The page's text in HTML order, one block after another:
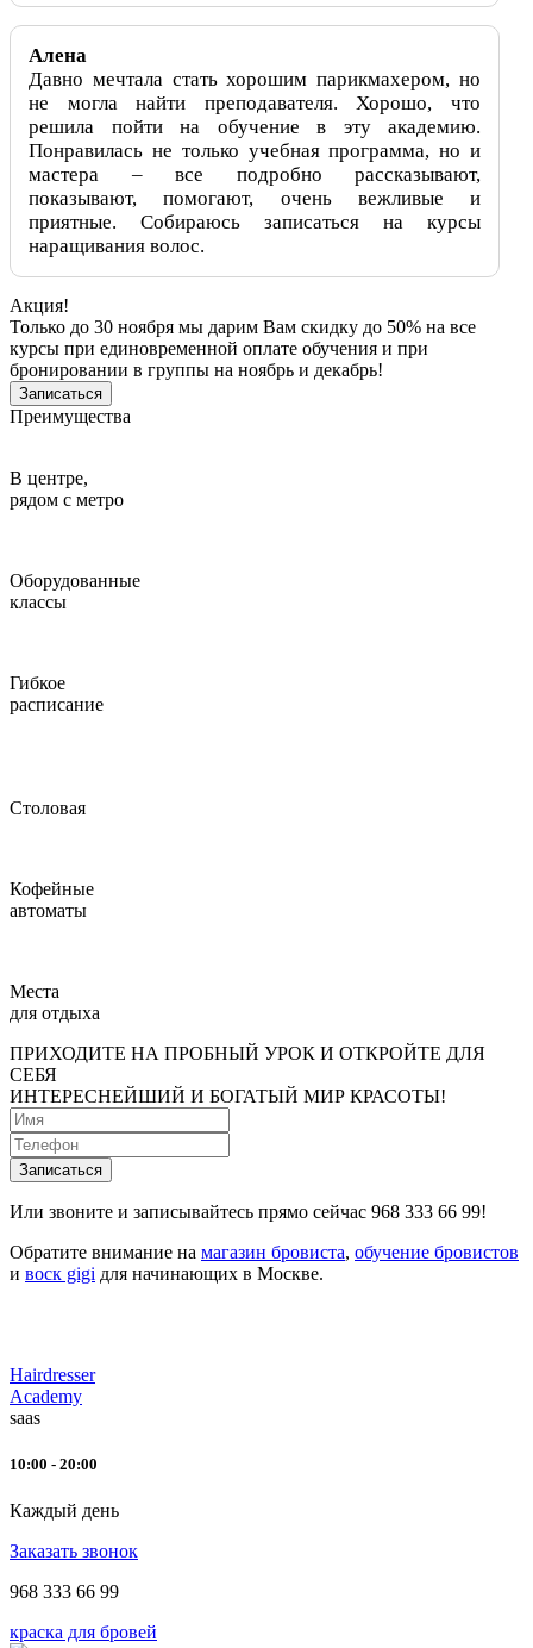
Алена
Давно мечтала стать хорошим парикмахером, но
не могла найти преподавателя. Хорошо, что
решила пойти на обучение в эту академию.
Понравилась не только учебная программа, но и
мастера – все подробно рассказывают,
показывают, помогают, очень вежливые и
приятные. Собираюсь записаться на курсы
наращивания волос.
Акция!
Только до 30 ноября мы дарим Вам скидку до 50% на все
курсы при единовременной оплате обучения и при
бронировании в группы на ноябрь и декабрь!
Записаться
Преимущества
В центре,
рядом с метро
Оборудованные
классы
Гибкое
расписание
Столовая
Кофейные
автоматы
Места
для отдыха
ПРИХОДИТЕ НА ПРОБНЫЙ УРОК И ОТКРОЙТЕ ДЛЯ
СЕБЯ
ИНТЕРЕСНЕЙШИЙ И БОГАТЫЙ МИР КРАСОТЫ!
Записаться
Или звоните и записывайтесь прямо сейчас 968 333 66 99!
Обратите внимание на магазин бровиста, обучение бровистов
и воск gigi для начинающих в Москве.
Hairdresser
Academy
saas
10:00 - 20:00
Каждый день
Заказать звонок
968 333 66 99
краска для бровей